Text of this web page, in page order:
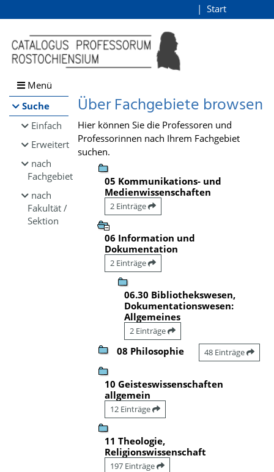
Browsen
direkt zum Inhalt
Start
Menü
Suche
Einfach
Erweitert
nach
Fachgebiet
nach
Fakultät /
Sektion
Über Fachgebiete browsen
Hier können Sie die Professoren und
Professorinnen nach Ihrem Fachgebiet
suchen.
05 Kommunikations- und
Medienwissenschaften
2 Einträge
06 Information und
Dokumentation
2 Einträge
06.30 Bibliothekswesen,
Dokumentationswesen:
Allgemeines
2 Einträge
08 Philosophie 48 Einträge
10 Geisteswissenschaften
allgemein
12 Einträge
11 Theologie,
Religionswissenschaft
197 Einträge